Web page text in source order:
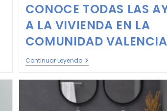
CONOCE TODAS LAS
A LA VIVIENDA EN LA
COMUNIDAD
Continuar Leyendo